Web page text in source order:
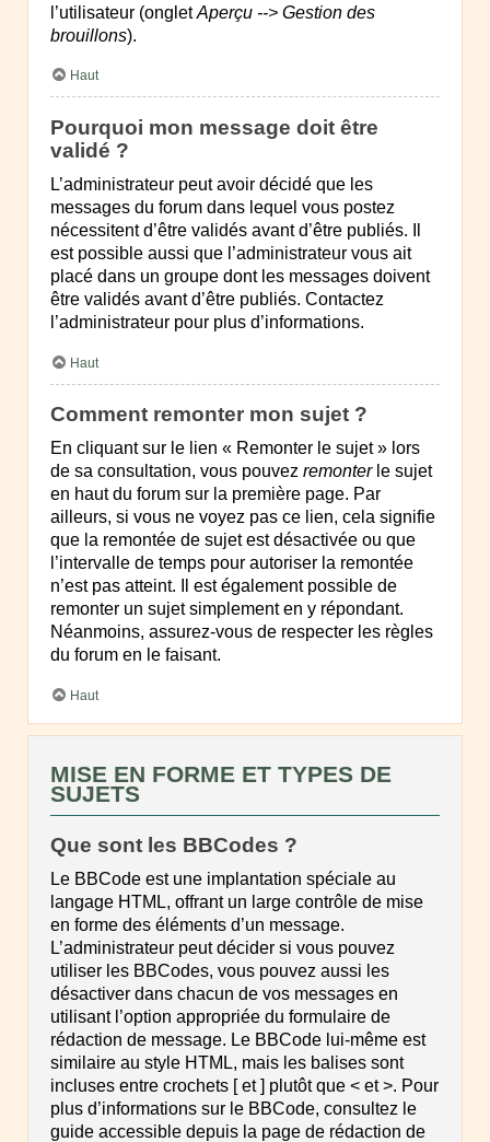
l’utilisateur (ongletAperçu --> Gestion des
brouillons).
Haut
Pourquoi mon message doit être
validé ?
L’administrateur peut avoir décidé que les
messages du forum dans lequel vous postez
nécessitent d’être validés avant d’être publiés. Il
est possible aussi que l’administrateur vous ait
placé dans un groupe dont les messages doivent
être validés avant d’être publiés. Contactez
l’administrateur pour plus d’informations.
Haut
Comment remonter mon sujet ?
En cliquant sur le lien « Remonter le sujet » lors
de sa consultation, vous pouvez remonterle sujet
en haut du forum sur la première page. Par
ailleurs, si vous ne voyez pas ce lien, cela signifie
que la remontée de sujet est désactivée ou que
l’intervalle de temps pour autoriser la remontée
n’est pas atteint. Il est également possible de
remonter un sujet simplement en y répondant.
Néanmoins, assurez-vous de respecter les règles
du forum en le faisant.
Haut
MISE EN FORME ET TYPES DE
SUJETS
Que sont les BBCodes ?
Le BBCode est une implantation spéciale au
langage HTML, offrant un large contrôle de mise
en forme des éléments d’un message.
L’administrateur peut décider si vous pouvez
utiliser les BBCodes, vous pouvez aussi les
désactiver dans chacun de vos messages en
utilisant l’option appropriée du formulaire de
rédaction de message. Le BBCode lui-même est
similaire au style HTML, mais les balises sont
incluses entre crochets [ et ] plutôt que < et >. Pour
plus d’informations sur le BBCode, consultez le
guide accessible depuis la page de rédaction de